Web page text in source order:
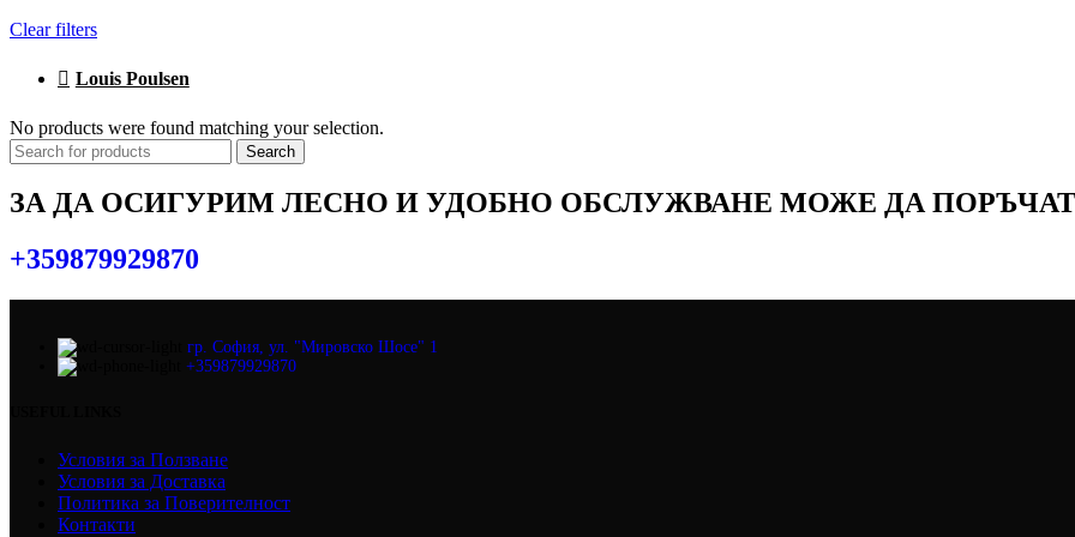
Clear filters
Louis Poulsen
No products were found matching your selection.
Search
ЗА ДА ОСИГУРИМ ЛЕСНО И УДОБНО ОБСЛУЖВАНЕ МОЖЕ ДА
+359879929870
гр. София, ул. "Мировско Шосе" 1
+359879929870
Условия за Ползване
Условия за Доставка
Политика за Поверителност
Контакти